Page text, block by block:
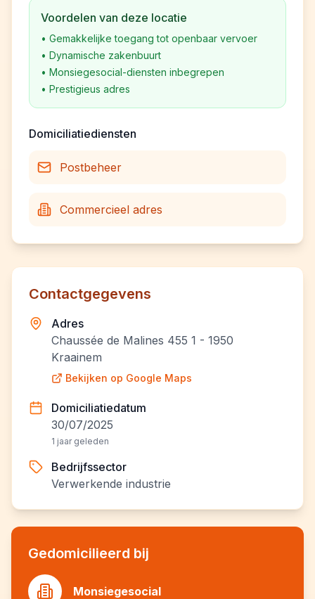
Voordelen van deze locatie
• Gemakkelijke toegang tot openbaar vervoer
• Dynamische zakenbuurt
• Monsiegesocial-diensten inbegrepen
• Prestigieus adres
Domiciliatiediensten
Postbeheer
Commercieel adres
Contactgegevens
Adres
Chaussée de Malines 455 1 - 1950
Kraainem
Bekijken op Google Maps
Domiciliatiedatum
30/07/2025
1 jaar geleden
Bedrijfssector
Verwerkende industrie
Gedomicilieerd bij
Monsiegesocial